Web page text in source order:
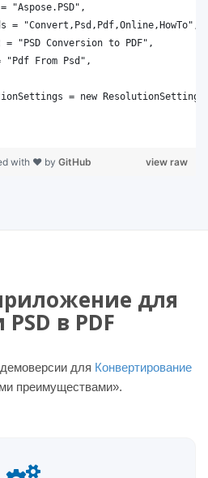
"Aspose.PSD",
= "Convert,Psd,Pdf,Online,HowTo",
= "PSD Conversion to PDF",
"Pdf From Psd",
= new
view raw
with ❤ by GitHub
для
в PDF
для Конвертирование
преимуществами».